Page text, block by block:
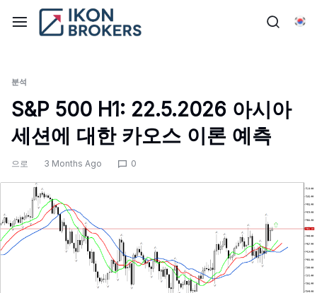
한
분석
S&P 500 H1: 22.5.2026 아시아
세션에 대한 카오스 이론 예측
으로 3 Months Ago 0